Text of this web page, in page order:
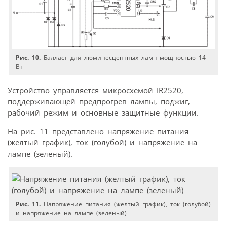
Рис. 10. Балласт для люминесцентных ламп мощностью 14
Вт
Устройство управляется микросхемой IR2520,
поддерживающей предпрогрев лампы, поджиг,
рабочий режим и основные защитные функции.
На рис. 11 представлено напряжение питания
(желтый график), ток (голубой) и напряжение на
лампе (зеленый).
Рис. 11. Напряжение питания (желтый график), ток (голубой)
и напряжение на лампе (зеленый)